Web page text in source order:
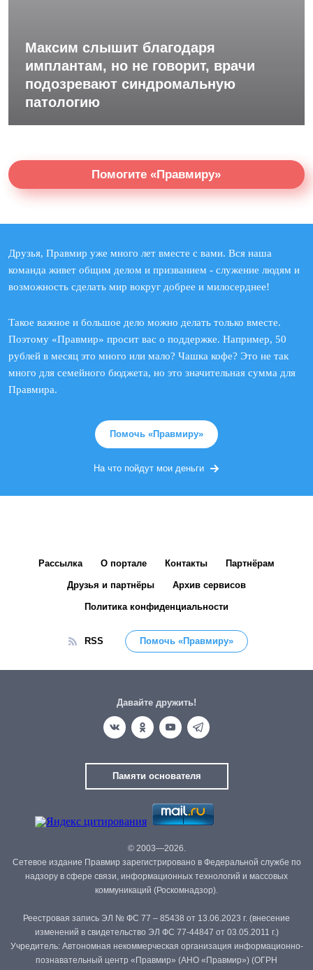
Максим слышит благодаря
имплантам, но не говорит, врачи
подозревают синдромальную
патологию
Помогите «Правмиру»
Друзья, Правмир уже много лет вместе с вами. Вся наша
команда живет общим делом и призванием - служение людям и
возможность сделать мир вокруг добрее и милосерднее!
Такое важное и большое дело можно делать только вместе.
Поэтому «Правмир» просит вас о поддержке. Например, 50
рублей в месяц это много или мало? Чашка кофе? Это не так
много для семейного бюджета, но это значительная сумма для
Правмира.
Помочь «Правмиру»
На что пойдут мои деньги
Рассылка О портале Контакты Партнёрам
Друзья и партнёры Архив сервисов
Политика конфиденциальности
RSS Помочь «Правмиру»
Давайте дружить!
Памяти основателя
© 2003—2026.
Сетевое издание Правмир зарегистрировано в Федеральной службе по
надзору в сфере связи, информационных технологий и массовых
коммуникаций (Роскомнадзор).
Реестровая запись ЭЛ № ФС 77 – 85438 от 13.06.2023 г. (внесение
изменений в свидетельство ЭЛ ФС 77-44847 от 03.05.2011 г.)
Учредитель: Автономная некоммерческая организация информационно-
познавательный центр «Правмир» (АНО «Правмир») (ОГРН